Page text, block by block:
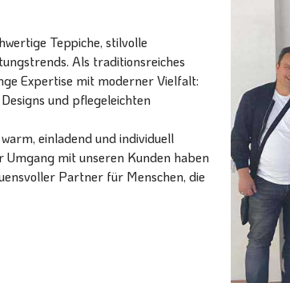
Teppiche, stilvolle
Als traditionsreiches
Expertise mit moderner Vielfalt:
und pflegeleichten
einladend und individuell
Umgang mit unseren Kunden haben
Partner für Menschen, die